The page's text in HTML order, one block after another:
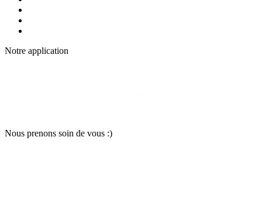
Notre application
Nous prenons soin de vous :)